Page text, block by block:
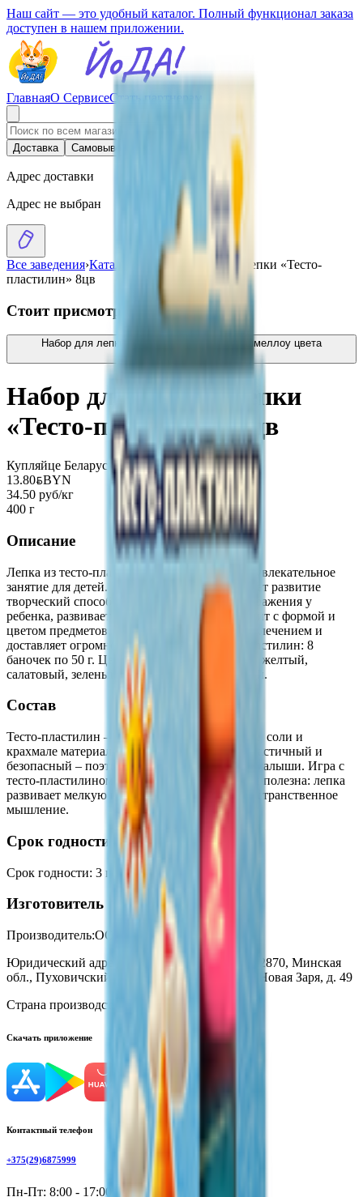
Наш сайт — это удобный каталог. Полный функционал заказа
доступен в нашем приложении.
ГлавнаяО СервисеСтать партнерам
Доставка Самовывоз
Адрес доставки
Адрес не выбран
Все заведения›Каталог
Набор для детской лепки «Тесто-
пластилин» 8цв
Стоит присмотреться
Набор для лепки «Тесто-пластилин» Маршмеллоу цвета
Набор для детской лепки
«Тесто-пластилин» 8цв
Купляйце Беларускае
13.80BYNBYN
34.50 руб/кг
400 г
Описание
Лепка из тесто-пластилина – это полезное и увлекательное
занятие для детей. Процесс лепки стимулирует развитие
творческий способностей, мышления и воображения у
ребенка, развивает мелкую моторику, знакомит с формой и
цветом предметов, является прекрасным развлечением и
доставляет огромное удовольствие. Тесто-пластилин: 8
баночек по 50 г. Цвета: красный, оранжевый, желтый,
салатовый, зеленый, розовый, голубой, синий.
Состав
Тесто-пластилин – основанный на муке, воде, соли и
крахмале материал для лепки. Он мягкий, пластичный и
безопасный – поэтому с ним могут играть и малыши. Игра с
тесто-пластилином не только интересна, но и полезна: лепка
развивает мелкую моторику, фантазию и пространственное
мышление.
Срок годности
Срок годности: 3 года
Изготовитель
Производитель:ООО «Страна игрушек»
Юридический адрес:
Республика Беларусь, 222870, Минская
обл., Пуховичский р-н, г. Марьина Горка, ул. Новая Заря, д. 49
Страна производства:
Республика Беларусь
Скачать приложение
Контактный телефон
+375(29)6875999
Пн-Пт: 8:00 - 17:00